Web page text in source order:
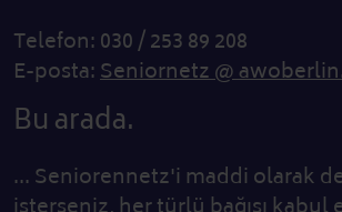
Telefon: 030 / 253 89 208
E-posta:Seniornetz @
Bu arada.
... Seniorennetz'i maddi olarak